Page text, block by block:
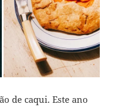
de caqui. Este ano